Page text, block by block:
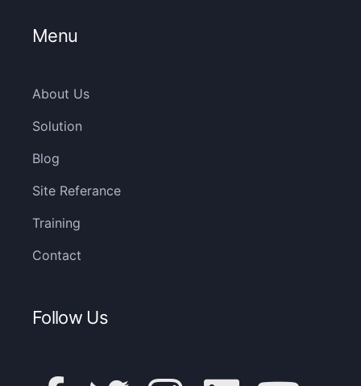
Menu
About Us
Solution
Blog
Site Referance
Training
Contact
Follow Us